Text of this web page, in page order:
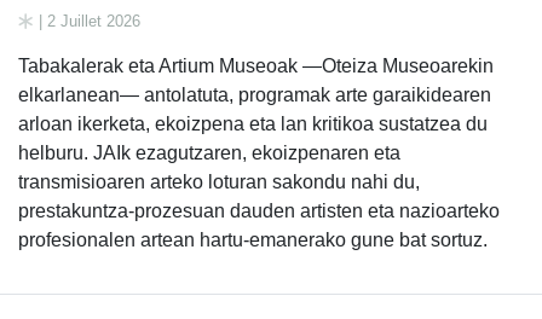
| 2 Juillet 2026
Tabakalerak eta Artium Museoak —Oteiza Museoarekin
elkarlanean— antolatuta, programak arte garaikidearen
arloan ikerketa, ekoizpena eta lan kritikoa sustatzea du
helburu. JAIk ezagutzaren, ekoizpenaren eta
transmisioaren arteko loturan sakondu nahi du,
prestakuntza-prozesuan dauden artisten eta nazioarteko
profesionalen artean hartu-emanerako gune bat sortuz.